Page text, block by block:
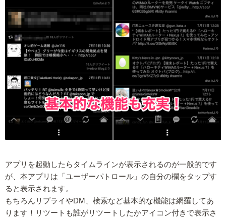
アプリを起動したらタイムラインが表示されるのが一般的です
が、本アプリは「ユーザーパトロール」の自分の欄をタップす
ると表示されます。
もちろんリプライやDM、検索など基本的な機能は網羅してあ
ります！リツートも誰がリツートしたかアイコン付きで表示さ